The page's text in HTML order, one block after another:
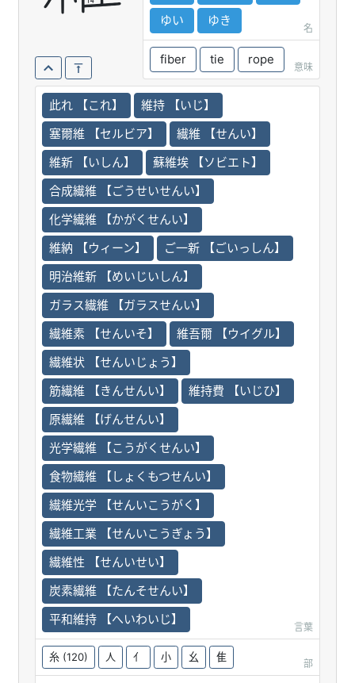
ゆい
ゆき
名
fiber tie rope
意味
此れ 【これ】
維持 【いじ】
塞爾維 【セルビア】
繊維 【せんい】
維新 【いしん】
蘇維埃 【ソビエト】
合成繊維 【ごうせいせんい】
化学繊維 【かがくせんい】
維納 【ウィーン】
ご一新 【ごいっしん】
明治維新 【めいじいしん】
ガラス繊維 【ガラスせんい】
繊維素 【せんいそ】
維吾爾 【ウイグル】
繊維状 【せんいじょう】
筋繊維 【きんせんい】
維持費 【いじひ】
原繊維 【げんせんい】
光学繊維 【こうがくせんい】
食物繊維 【しょくもつせんい】
繊維光学 【せんいこうがく】
繊維工業 【せんいこうぎょう】
繊維性 【せんいせい】
炭素繊維 【たんそせんい】
平和維持 【へいわいじ】
言葉
糸 (120) 人 亻 小 幺 隹
部